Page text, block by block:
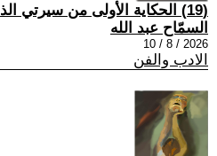
(19) الحكاية الأولى من سيرتي الذاتية، 26
السمّاح عبد الله
2026 / 8 / 10
الادب والفن